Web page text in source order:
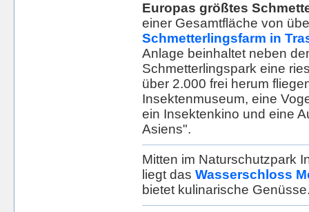
Europas größtes
einer Gesamtfläche von
Schmetterlingsfarm in
Anlage beinhaltet neben
Schmetterlingspark eine
über 2.000 frei herum
Insektenmuseum, eine
ein Insektenkino und eine
Asiens".
Mitten im Naturschutzpark
liegt das Wasserschloss
bietet kulinarische